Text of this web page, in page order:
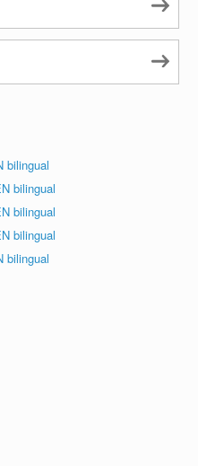
bilingual
bilingual
bilingual
bilingual
bilingual